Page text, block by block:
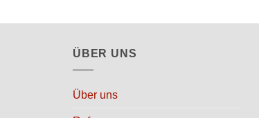
ÜBER UNS
Über uns